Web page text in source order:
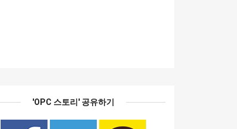
'OPC 스토리' 공유하기